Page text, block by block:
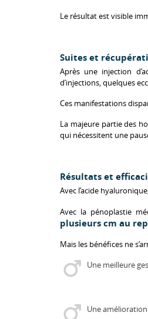
Le résultat est visible
Suites et
Après une injection
d’injections, quelques
Ces manifestations
La majeure partie des
qui nécessitent une
Résultats et
Avec l’acide
Avec la pénoplastie
plusieurs cm au
Mais les bénéfices ne
Une meilleure
Une